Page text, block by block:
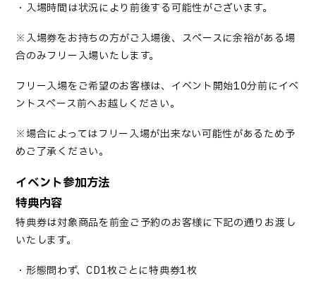
・入場時間は状況により前後する可能性がございます。
※入場券をお持ちの方がご入場後、スペースに余裕がある場
合のみフリー入場いたします。
フリー入場をご希望のお客様は、イベント開始10分前にイベ
ントスペース前へお越しください。
※場合によってはフリー入場が出来ない可能性があるため予
めご了承ください。
イベント参加方法
特典内容
特典券は対象商品を前金ご予約のお客様に下記の通りお渡し
いたします。
・形態問わず、CD1枚ごとに特典券1枚